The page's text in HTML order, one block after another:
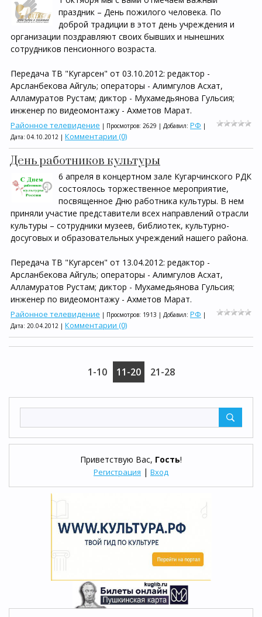
Приветствую Вас, Гость!
Регистрация | Вход
праздник – День пожилого человека. По
доброй традиции в этот день учреждения и
организации поздравляют своих бывших и нынешних
сотрудников пенсионного возраста.
Передача ТВ "Кугарсен" от 03.10.2012: редактор -
Арсланбекова Айгуль; операторы - Алимгулов Асхат,
Алламуратов Рустам; диктор - Мухамедьянова Гульсия;
инженер по видеомонтажу - Ахметов Марат.
Районное телевидение | Просмотров: 2629 | Добавил: РФ |
Дата: 04.10.2012 | Комментарии (0)
День работников культуры
6 апреля в концертном зале Кугарчинского РДК
состоялось торжественное мероприятие,
посвященное Дню работника культуры. В нем
приняли участие представители всех направлений отрасли
культуры – сотрудники музеев, библиотек, культурно-
досуговых и образовательных учреждений нашего района.
Передача ТВ "Кугарсен" от 13.04.2012: редактор -
Арсланбекова Айгуль; операторы - Алимгулов Асхат,
Алламуратов Рустам; диктор - Мухамедьянова Гульсия;
инженер по видеомонтажу - Ахметов Марат.
Районное телевидение | Просмотров: 1913 | Добавил: РФ |
Дата: 20.04.2012 | Комментарии (0)
1-10 11-20 21-28